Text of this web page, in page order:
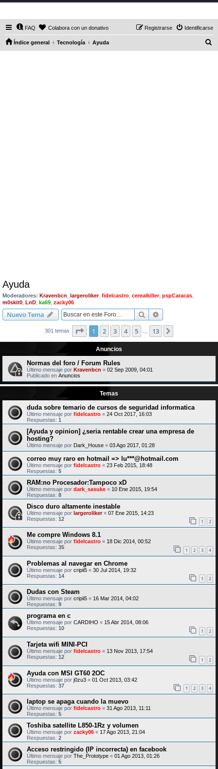
FAQ Colabora con un donativo Identificarse
Registrarse
Índice general Tecnología Ayuda
Ayuda
Moderadores: Kravenbcn largeroliker, fidelcastro cerealkiller, pspCaracas
m0skit0 LnD ka69 zacky06
Nuevo Tema Buscar
301 temas Página de 13
1 2 3 4 5 13
Anuncios
Normas del foro / Forum Rules
Último mensaje por Kravenbcn « 02 Sep 2009, 04:01
Publicado en Anuncios
Temas
duda sobre temario de cursos de seguridad informatica
Último mensaje por fidelcastro « 24 Oct 2017, 16:03
Respuestas: 1
[Ayuda y opinion] ¿seria rentable crear una empresa de
hosting?
Último mensaje por Dark_House « 03 Ago 2017, 01:28
correo muy raro en hotmail => lu***@hotmail.com
Último mensaje por fidelcastro « 23 Feb 2015, 18:48
Respuestas: 5
RAM:no Procesador:Tampoco xD
Último mensaje por dark_sasuke « 10 Ene 2015, 19:54
Respuestas: 8
Disco duro altamente inestable
Último mensaje por largeroliker« 07 Ene 2015, 14:23
Respuestas: 12 1 2
Me compre Windows 8.1
Último mensaje por fidelcastro « 18 Dic 2014, 00:52
Respuestas: 35 1 2 3 4
Problemas al navegar en Chrome
Último mensaje por cripii5 « 30 Jul 2014, 19:32
Respuestas: 14 1 2
Dudas con Steam
Último mensaje por cripii5 « 16 Mar 2014, 04:02
Respuestas: 9
programa en c
Último mensaje por CARDIHO « 15 Abr 2014, 08:06
Respuestas: 10 1 2
Tarjeta wifi MINI-PCI
Último mensaje por fidelcastro « 13 Nov 2013, 17:54
Respuestas: 12 1 2
Ayuda con MSI GT60 2OC
Último mensaje por j0zu3 « 01 Oct 2013, 03:42
Respuestas: 37 1 2 3 4
laptop se apaga cuando la muevo
Último mensaje por fidelcastro « 31 Ago 2013, 11:11
Respuestas: 5
Toshiba satellite L850-1Rz y volumen
Último mensaje por zacky06 « 17 Ago 2013, 21:04
Respuestas: 2
Acceso restringido (IP incorrecta) en facebook
Último mensaje por The_Prototype « 01 Ago 2013, 01:26
Respuestas: 5